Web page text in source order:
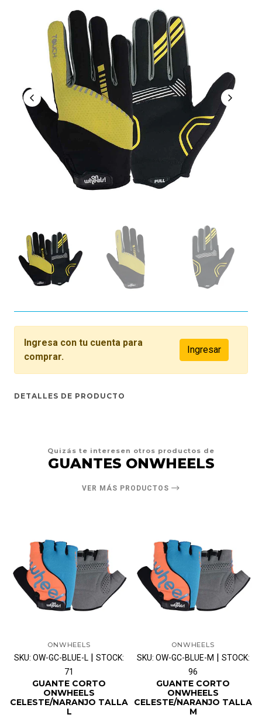
Ingresa con tu cuenta para
comprar.
Ingresar
DETALLES DE PRODUCTO
Quizás te interesen otros productos de
GUANTES ONWHEELS
VER MÁS PRODUCTOS
ONWHEELS
SKU: OW-GC-BLUE-L | STOCK:
71
GUANTE CORTO
ONWHEELS
CELESTE/NARANJO TALLA
L
ONWHEELS
SKU: OW-GC-BLUE-M | STOCK:
96
GUANTE CORTO
ONWHEELS
CELESTE/NARANJO TALLA
M